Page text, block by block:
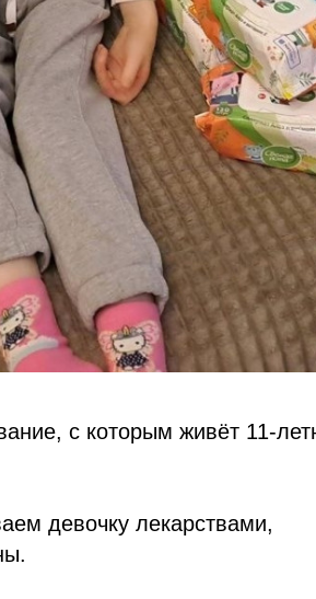
с которым живёт 11-
девочку лекарствами,